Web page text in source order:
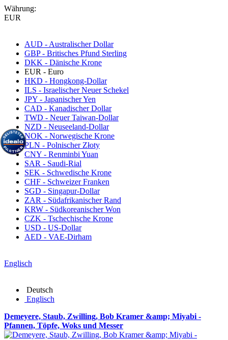
Währung:
EUR
AUD - Australischer Dollar
GBP - Britisches Pfund Sterling
DKK - Dänische Krone
EUR - Euro
HKD - Hongkong-Dollar
ILS - Israelischer Neuer Schekel
JPY - Japanischer Yen
CAD - Kanadischer Dollar
TWD - Neuer Taiwan-Dollar
NZD - Neuseeland-Dollar
NOK - Norwegische Krone
PLN - Polnischer Złoty
CNY - Renminbi Yuan
SAR - Saudi-Rial
SEK - Schwedische Krone
CHF - Schweizer Franken
SGD - Singapur-Dollar
ZAR - Südafrikanischer Rand
KRW - Südkoreanischer Won
CZK - Tschechische Krone
USD - US-Dollar
AED - VAE-Dirham
Englisch
Deutsch
Englisch
Demeyere, Staub, Zwilling, Bob Kramer &amp; Miyabi -
Pfannen, Töpfe, Woks und Messer